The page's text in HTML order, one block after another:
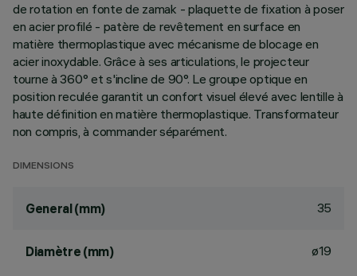
de rotation en fonte de zamak - plaquette de fixation à poser
en acier profilé - patère de revêtement en surface en
matière thermoplastique avec mécanisme de blocage en
acier inoxydable. Grâce à ses articulations, le projecteur
tourne à 360° et s'incline de 90°. Le groupe optique en
position reculée garantit un confort visuel élevé avec lentille à
haute définition en matière thermoplastique. Transformateur
non compris, à commander séparément.
DIMENSIONS
General (mm) 35
Diamètre (mm) ø19